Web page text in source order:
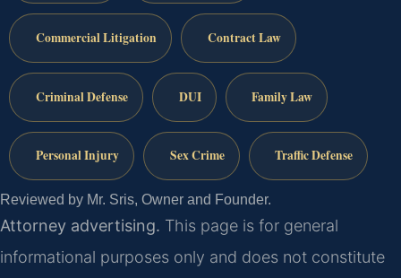
Commercial Litigation Contract Law
Criminal Defense DUI Family Law
Personal Injury Sex Crime Traffic Defense
Reviewed by Mr. Sris, Owner and Founder.
Attorney advertising. This page is for general
informational purposes only and does not constitute